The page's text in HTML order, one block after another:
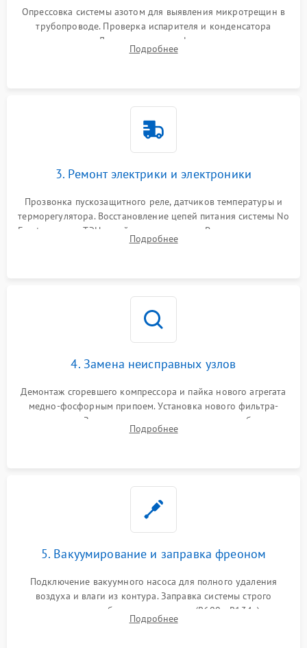
Опрессовка системы азотом для выявления микротрещин в
трубопроводе. Проверка испарителя и конденсатора
течеискателем. Демонтаж старого фильтра-осушителя и
продувка капиллярной трубки для устранения засоров.
Подробнее
3. Ремонт электрики и электроники
Прозвонка пускозащитного реле, датчиков температуры и
терморегулятора. Восстановление цепей питания системы No
Frost, включая ТЭН оттайки и вентилятор. Ремонт или замена
платы управления при сбоях алгоритмов.
Подробнее
4. Замена неисправных узлов
Демонтаж сгоревшего компрессора и пайка нового агрегата
медно-фосфорным припоем. Установка нового фильтра-
осушителя. Замена изношенных вентиляторов обдува,
сломанных заслонок или поврежденных дверных петель.
Подробнее
5. Вакуумирование и заправка фреоном
Подключение вакуумного насоса для полного удаления
воздуха и влаги из контура. Заправка системы строго
дозированным объемом хладагента (R600a, R134a) по
электронным весам. Контроль рабочего давления в системе.
Подробнее